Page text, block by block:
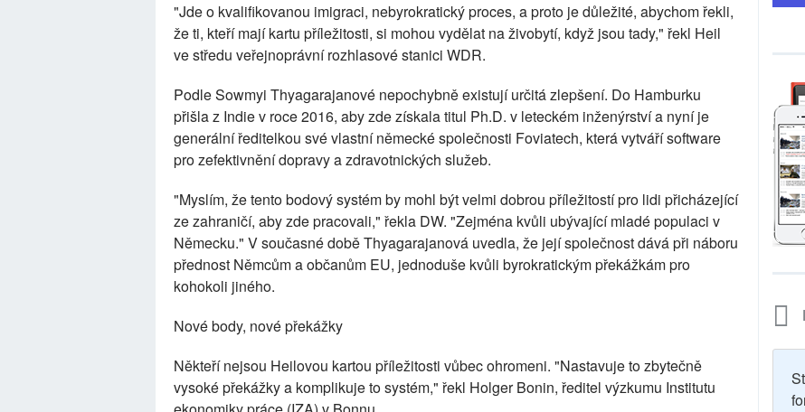
"Jde o kvalifikovanou imigraci, nebyrokratický proces, a proto je důležité, abychom řekli,
že ti, kteří mají kartu příležitosti, si mohou vydělat na živobytí, když jsou tady," řekl Heil
ve středu veřejnoprávní rozhlasové stanici WDR.
Podle Sowmyi Thyagarajanové nepochybně existují určitá zlepšení. Do Hamburku
přišla z Indie v roce 2016, aby zde získala titul Ph.D. v leteckém inženýrství a nyní je
generální ředitelkou své vlastní německé společnosti Foviatech, která vytváří software
pro zefektivnění dopravy a zdravotnických služeb.
"Myslím, že tento bodový systém by mohl být velmi dobrou příležitostí pro lidi přicházející
ze zahraničí, aby zde pracovali," řekla DW. "Zejména kvůli ubývající mladé populaci v
Německu." V současné době Thyagarajanová uvedla, že její společnost dává při náboru
přednost Němcům a občanům EU, jednoduše kvůli byrokratickým překážkám pro
kohokoli jiného.
Nové body, nové překážky
Někteří nejsou Heilovou kartou příležitosti vůbec ohromeni. "Nastavuje to zbytečně
vysoké překážky a komplikuje to systém," řekl Holger Bonin, ředitel výzkumu Institutu